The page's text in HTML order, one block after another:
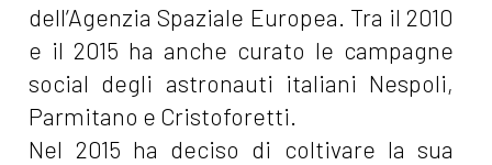
dell’Agenzia Spaziale Europea. Tra il 2010
e il 2015 ha anche curato le campagne
social degli astronauti italiani Nespoli,
Parmitano e Cristoforetti.
Nel 2015 ha deciso di coltivare la sua